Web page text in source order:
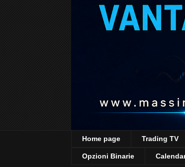
Home page Trading TV
Opzioni Binarie